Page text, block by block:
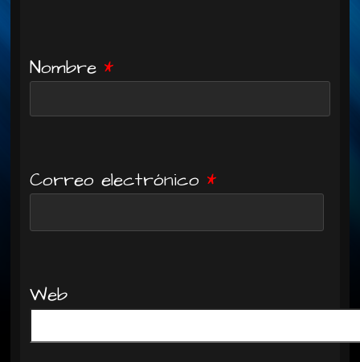
Nombre *
Correo electrónico *
Web